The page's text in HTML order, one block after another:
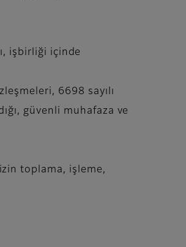
işbirliği içinde
6698 sayılı
güvenli muhafaza ve
toplama, işleme,